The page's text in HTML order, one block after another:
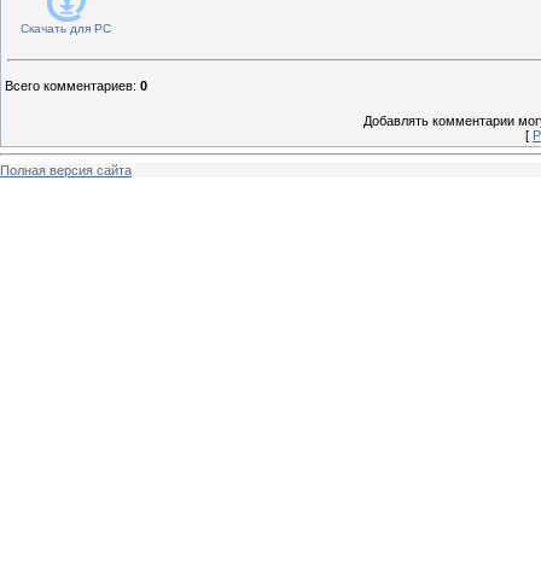
Скачать для PC
Всего комментариев: 0
Добавлять комментарии
[
Полная версия сайта